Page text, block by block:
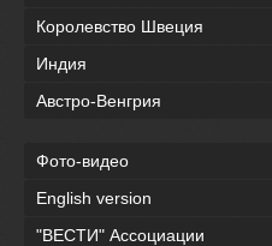
Королевство Швеция
Индия
Австро-Венгрия
Фото-видео
English version
"ВЕСТИ" Ассоциации